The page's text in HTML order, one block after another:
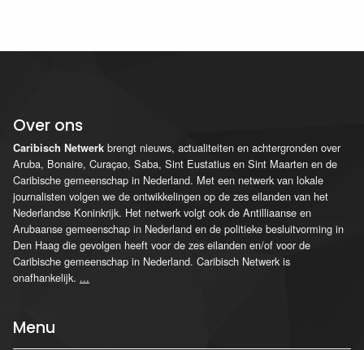
Over ons
Caribisch Netwerk brengt nieuws, actualiteiten en achtergronden over
Aruba, Bonaire, Curaçao, Saba, Sint Eustatius en Sint Maarten en de
Caribische gemeenschap in Nederland. Met een netwerk van lokale
journalisten volgen we de ontwikkelingen op de zes eilanden van het
Nederlandse Koninkrijk. Het netwerk volgt ook de Antilliaanse en
Arubaanse gemeenschap in Nederland en de politieke besluitvorming in
Den Haag die gevolgen heeft voor de zes eilanden en/of voor de
Caribische gemeenschap in Nederland. Caribisch Netwerk is
onafhankelijk. ...
Menu